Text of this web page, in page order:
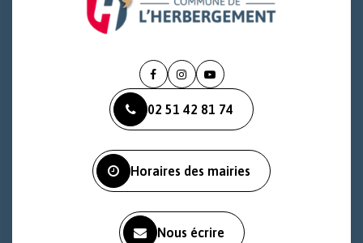
Lien
le
compte
Lien
le
compte
Lien
la
chaîne
02 51 42 81 74
Horaires des mairies
Nous écrire